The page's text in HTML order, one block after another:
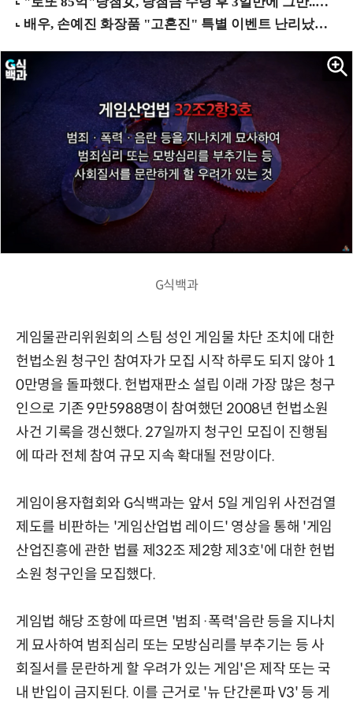
G식백과
게임물관리위원회의 스팀 성인 게임물 차단 조치에 대한
헌법소원 청구인 참여자가 모집 시작 하루도 되지 않아 1
0만명을 돌파했다. 헌법재판소 설립 이래 가장 많은 청구
인으로 기존 9만5988명이 참여했던 2008년 헌법소원
사건 기록을 갱신했다. 27일까지 청구인 모집이 진행됨
에 따라 전체 참여 규모 지속 확대될 전망이다.
게임이용자협회와 G식백과는 앞서 5일 게임위 사전검열
제도를 비판하는 '게임산업법 레이드' 영상을 통해 '게임
산업진흥에 관한 법률 제32조 제2항 제3호'에 대한 헌법
소원 청구인을 모집했다.
게임법 해당 조항에 따르면 '범죄·폭력'음란 등을 지나치
게 묘사하여 범죄심리 또는 모방심리를 부추기는 등 사
회질서를 문란하게 할 우려가 있는 게임'은 제작 또는 국
내 반입이 금지된다. 이를 근거로 '뉴 단간론파 V3' 등 게